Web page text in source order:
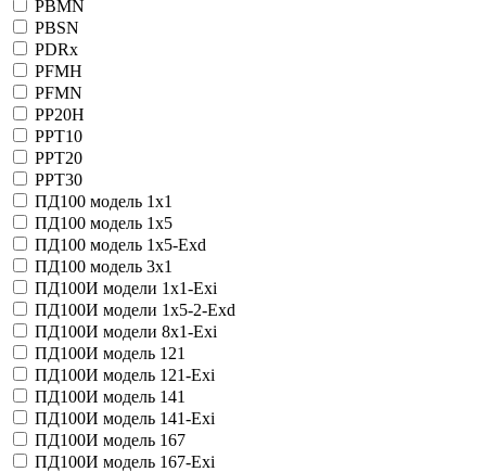
PBMN
PBSN
PDRx
PFMH
PFMN
PP20H
PPT10
PPT20
PPT30
ПД100 модель 1х1
ПД100 модель 1х5
ПД100 модель 1х5-Exd
ПД100 модель 3x1
ПД100И модели 1х1-Exi
ПД100И модели 1х5-2-Exd
ПД100И модели 8х1-Exi
ПД100И модель 121
ПД100И модель 121-Exi
ПД100И модель 141
ПД100И модель 141-Exi
ПД100И модель 167
ПД100И модель 167-Exi